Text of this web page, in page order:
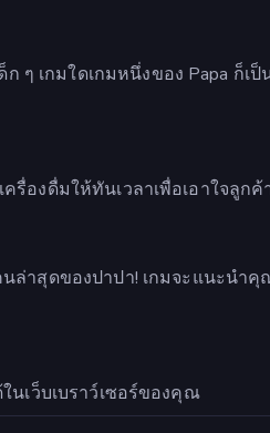
เกมใดเกมหนึ่งของ Papa ก็เป็
รื่องดื่มให้ทันเวลาเพื่อเอาใจลูกค้
ล่าสุดของปาปา! เกมจะแนะนำ
นเว็บเบราว์เซอร์ของคุณ